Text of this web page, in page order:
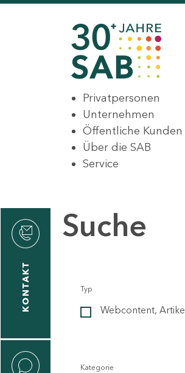
Privatpersonen
Unternehmen
Öffentliche Kunden
Über die SAB
Service
KONTAKT
Suche
Typ
Webcontent, Artikel
Kategorie